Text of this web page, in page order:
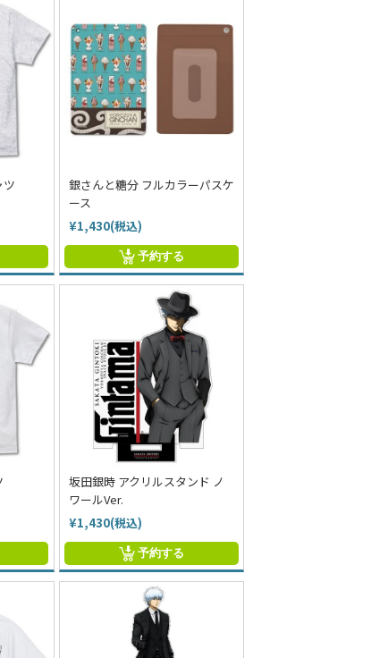
ツ
銀さんと糖分 フルカラーパスケ
ース
¥1,430(税込)
予約する
坂田銀時 アクリルスタンド ノ
ワールVer.
¥1,430(税込)
予約する